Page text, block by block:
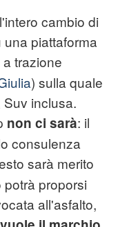
cambio di
piattaforma
trazione
) sulla quale
inclusa.
non ci sarà: il
consulenza
sarà merito
proporsi
all'asfalto,